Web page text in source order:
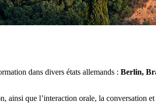
dans divers états allemands : Berlin,
que l’interaction orale, la conversation